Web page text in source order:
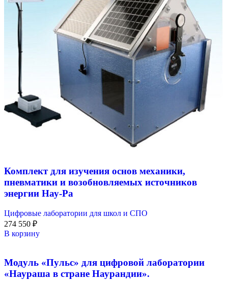
Комплект для изучения основ механики,
пневматики и возобновляемых источников
энергии Нау-Ра
Цифровые лаборатории для школ и СПО
274 550 ₽
В корзину
Модуль «Пульс» для цифровой лаборатории
«Наураша в стране Наурандии».